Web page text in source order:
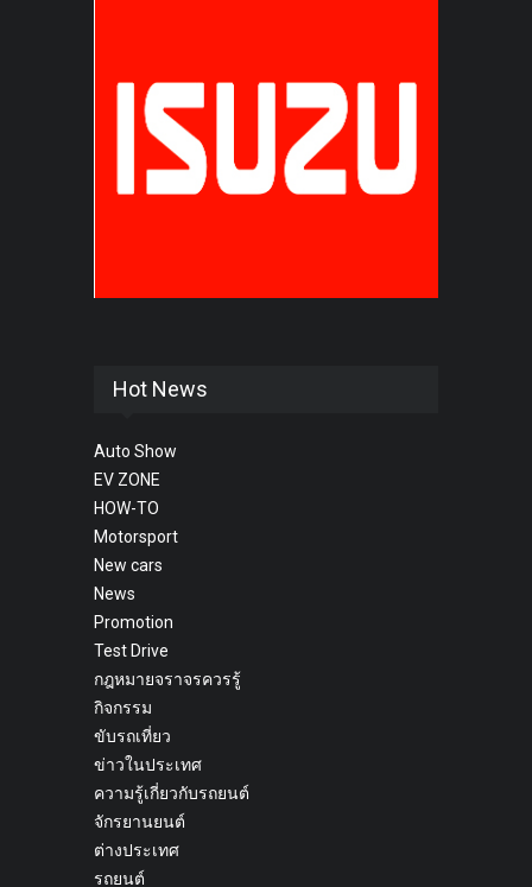
Hot News
Auto Show
EV ZONE
HOW-TO
Motorsport
New cars
News
Promotion
Test Drive
กฎหมายจราจรควรรู้
กิจกรรม
ขับรถเที่ยว
ข่าวในประเทศ
ความรู้เกี่ยวกับรถยนต์
จักรยานยนต์
ต่างประเทศ
รถยนต์